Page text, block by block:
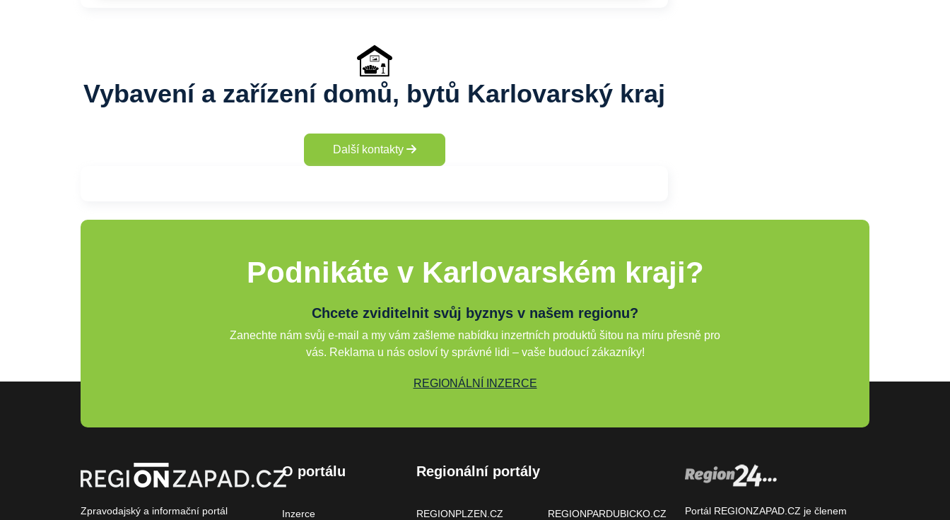
Vybavení a zařízení domů, bytů Karlovarský kraj
Další kontakty
Podnikáte v Karlovarském kraji?
Chcete zviditelnit svůj byznys v našem regionu?
Zanechte nám svůj e-mail a my vám zašleme nabídku inzertních produktů šitou na míru přesně pro
vás. Reklama u nás osloví ty správné lidi – vaše budoucí zákazníky!
REGIONÁLNÍ INZERCE
Zpravodajský a informační portál
O portálu
Inzerce
Regionální portály
REGIONPLZEN.CZ REGIONPARDUBICKO.CZ
Portál REGIONZAPAD.CZ je členem